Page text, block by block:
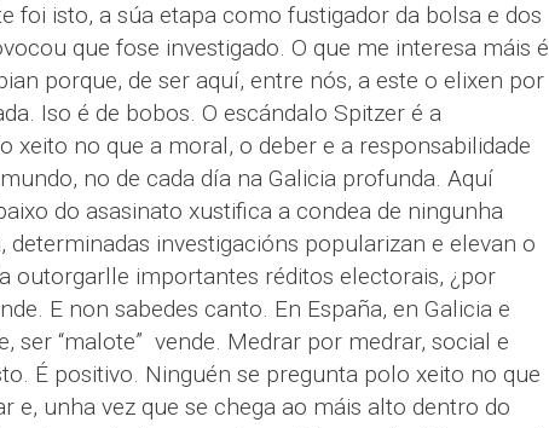
foi isto, a súa etapa como fustigador da bolsa e dos
que fose investigado. O que me interesa máis é
porque, de ser aquí, entre nós, a este o elixen por
Iso é de bobos. O escándalo Spitzer é a
xeito no que a moral, o deber e a responsabilidade
no de cada día na Galicia profunda. Aquí
do asasinato xustifica a condea de ningunha
investigacións popularizan e elevan o
outorgarlle importantes réditos electorais, ¿por
E non sabedes canto. En España, en Galicia e
ser “malote” vende. Medrar por medrar, social e
É positivo. Ninguén se pregunta polo xeito no que
e, unha vez que se chega ao máis alto dentro do